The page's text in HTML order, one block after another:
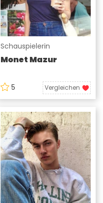
Schauspielerin
Monet Mazur
5 Vergleichen